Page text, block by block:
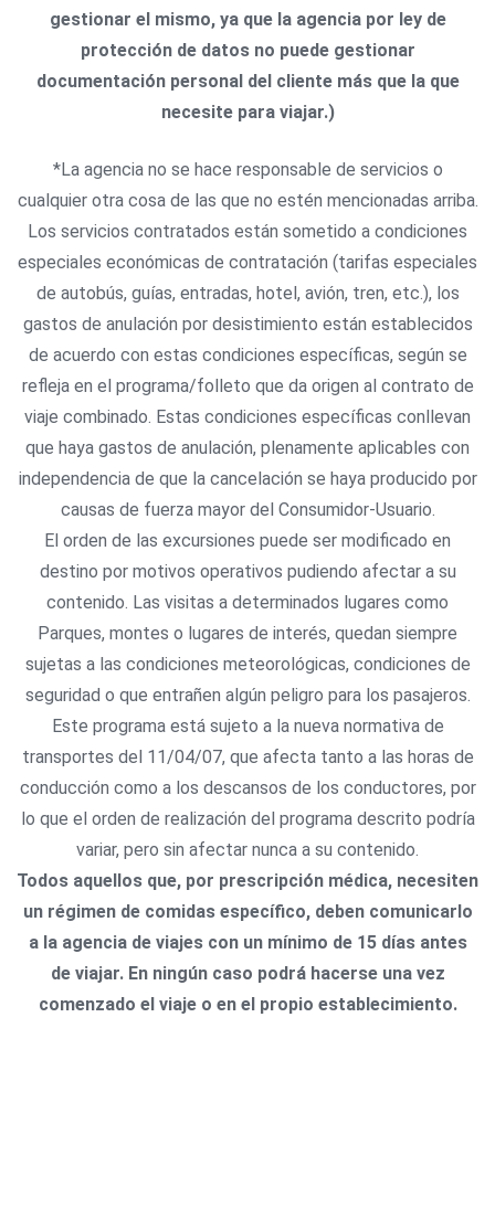
gestionar el mismo, ya que la agencia por ley de
protección de datos no puede gestionar
documentación personal del cliente más que la que
necesite para viajar.)
*La agencia no se hace responsable de servicios o
cualquier otra cosa de las que no estén mencionadas arriba.
Los servicios contratados están sometido a condiciones
especiales económicas de contratación (tarifas especiales
de autobús, guías, entradas, hotel, avión, tren, etc.), los
gastos de anulación por desistimiento están establecidos
de acuerdo con estas condiciones específicas, según se
refleja en el programa/folleto que da origen al contrato de
viaje combinado. Estas condiciones específicas conllevan
que haya gastos de anulación, plenamente aplicables con
independencia de que la cancelación se haya producido por
causas de fuerza mayor del Consumidor-Usuario.
El orden de las excursiones puede ser modificado en
destino por motivos operativos pudiendo afectar a su
contenido. Las visitas a determinados lugares como
Parques, montes o lugares de interés, quedan siempre
sujetas a las condiciones meteorológicas, condiciones de
seguridad o que entrañen algún peligro para los pasajeros.
Este programa está sujeto a la nueva normativa de
transportes del 11/04/07, que afecta tanto a las horas de
conducción como a los descansos de los conductores, por
lo que el orden de realización del programa descrito podría
variar, pero sin afectar nunca a su contenido.
Todos aquellos que, por prescripción médica, necesiten
un régimen de comidas específico, deben comunicarlo
a la agencia de viajes con un mínimo de 15 días antes
de viajar. En ningún caso podrá hacerse una vez
comenzado el viaje o en el propio establecimiento.